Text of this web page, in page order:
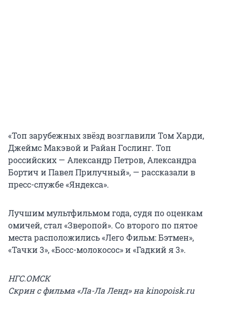
«Топ зарубежных звёзд возглавили Том Харди,
Джеймс Макэвой и Райан Гослинг. Топ
российских — Александр Петров, Александра
Бортич и Павел Прилучный», — рассказали в
пресс-службе «Яндекса».
Лучшим мультфильмом года, судя по оценкам
омичей, стал «Зверопой». Со второго по пятое
места расположились «Лего Фильм: Бэтмен»,
«Тачки 3», «Босс-молокосос» и «Гадкий я 3».
НГС.ОМСК
Скрин с фильма «Ла-Ла Ленд» на kinopoisk.ru